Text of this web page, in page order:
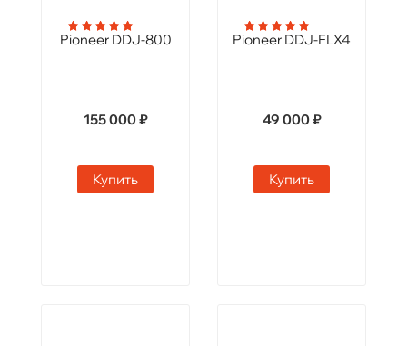
Pioneer DDJ-800
155 000 ₽
Купить
Pioneer DDJ-FLX4
49 000 ₽
Купить